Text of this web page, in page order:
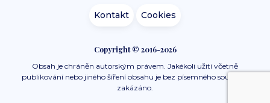
Kontakt Cookies
Copyright © 2016-2026
Obsah je chráněn autorským právem. Jakékoli užití včetně
publikování nebo jiného šíření obsahu je bez písemného souhlasu
zakázáno.